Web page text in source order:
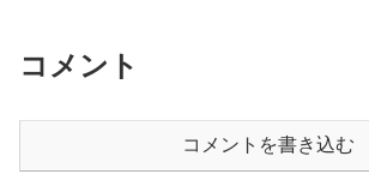
コメント
コメントを書き込む